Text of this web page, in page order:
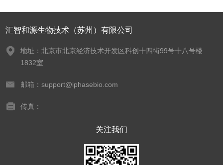
汇智和源生物技术（苏州）有限公司
地址：北京市北京经济技术开发区科创十四街99号十八号楼
1832室
邮箱：support@iphasebio.com
传真：
关注我们